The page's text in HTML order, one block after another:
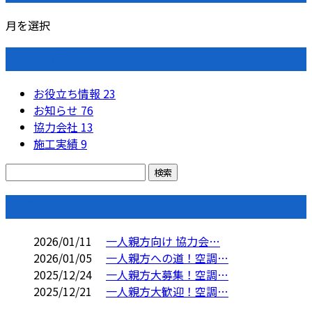
月を選択
お役立ち情報 23
お知らせ 76
協力会社 13
施工実績9
2026/01/11
一人親方向け 協力会…
2026/01/05
一人親方への道！空調…
2025/12/24
一人親方大募集！空調…
2025/12/21
一人親方大歓迎！空調…